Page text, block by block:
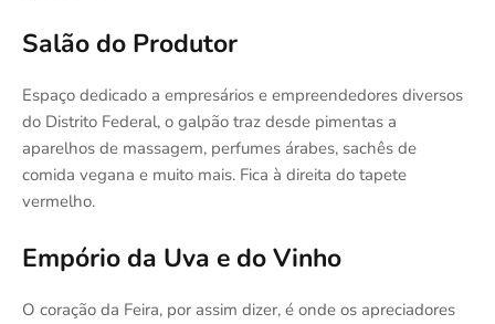
Salão do Produtor
Espaço dedicado a empresários e empreendedores diversos
do Distrito Federal, o galpão traz desde pimentas a
aparelhos de massagem, perfumes árabes, sachês de
comida vegana e muito mais. Fica à direita do tapete
vermelho.
Empório da Uva e do Vinho
O coração da Feira, por assim dizer, é onde os apreciadores